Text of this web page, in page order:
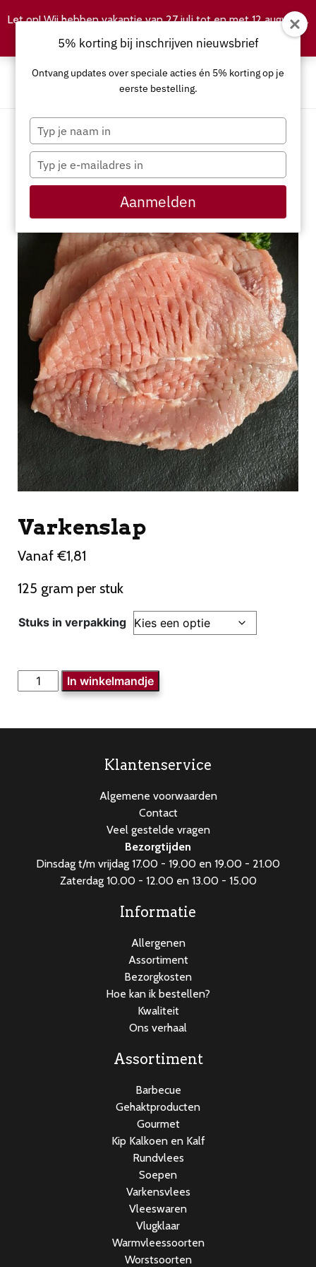
Varkenslap
Vanaf €1,81
125 gram per stuk
Stuks in verpakking
Varkenslap
aantal
In winkelmandje
Klantenservice
Algemene voorwaarden
Contact
Veel gestelde vragen
Bezorgtijden
Dinsdag t/m vrijdag 17.00 - 19.00 en 19.00 - 21.00
Zaterdag 10.00 - 12.00 en 13.00 - 15.00
Informatie
Allergenen
Assortiment
Bezorgkosten
Hoe kan ik bestellen?
Kwaliteit
Ons verhaal
Assortiment
Barbecue
Gehaktproducten
Gourmet
Kip Kalkoen en Kalf
Rundvlees
Soepen
Varkensvlees
Vleeswaren
Vlugklaar
Warmvleessoorten
Worstsoorten
5% korting bij inschrijven nieuwsbrief
Ontvang updates over speciale acties én 5% korting op je
eerste bestelling.
Typ
je
naam
Typ
je
e-
in
Aanmelden
Let op! Wij hebben vakantie van 27 juli tot en met 12 augustus.
Negeren